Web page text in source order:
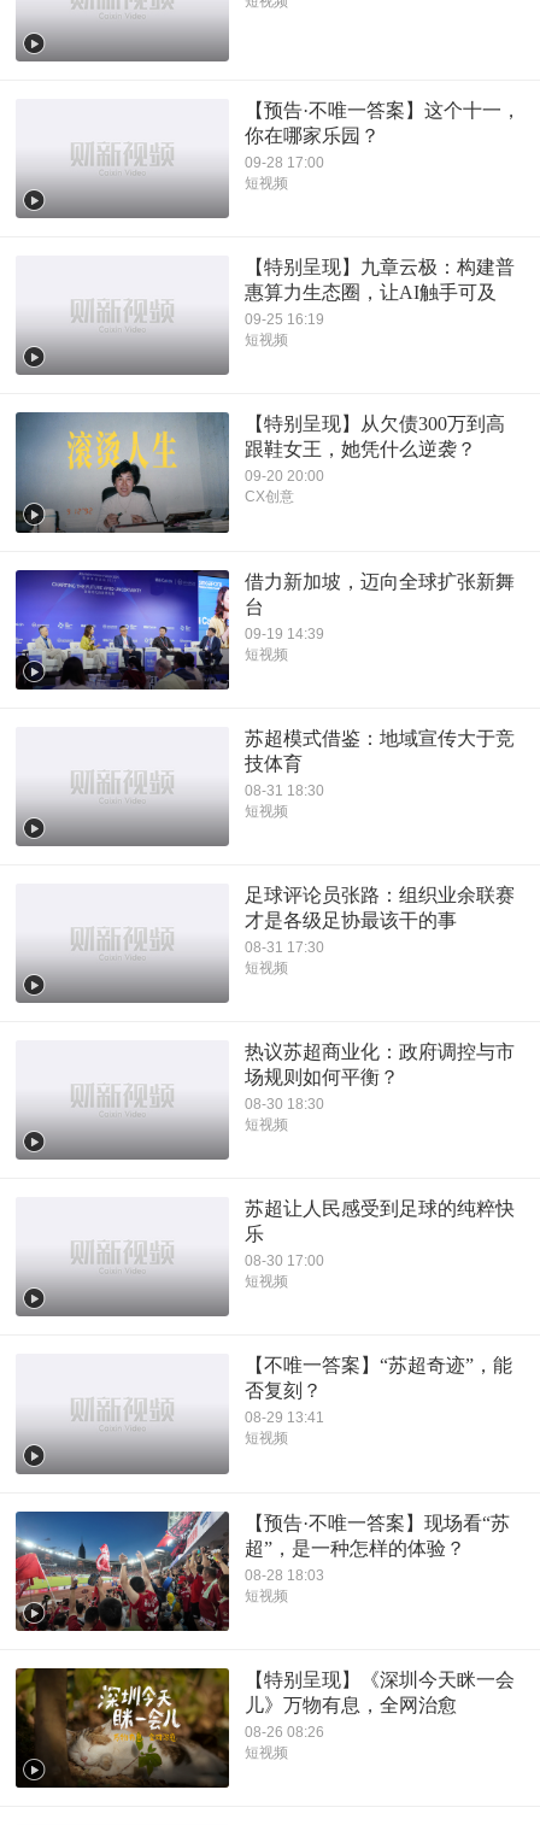
【预告·不唯一答案】这个十一，
你在哪家乐园？
09-28 17:00
短视频
【特别呈现】九章云极：构建普
惠算力生态圈，让AI触手可及
09-25 16:19
短视频
【特别呈现】从欠债300万到高
跟鞋女王，她凭什么逆袭？
09-20 20:00
CX创意
借力新加坡，迈向全球扩张新舞
台
09-19 14:39
短视频
苏超模式借鉴：地域宣传大于竞
技体育
08-31 18:30
短视频
足球评论员张路：组织业余联赛
才是各级足协最该干的事
08-31 17:30
短视频
热议苏超商业化：政府调控与市
场规则如何平衡？
08-30 18:30
短视频
苏超让人民感受到足球的纯粹快
乐
08-30 17:00
短视频
【不唯一答案】“苏超奇迹”，能
否复刻？
08-29 13:41
短视频
【预告·不唯一答案】现场看“苏
超”，是一种怎样的体验？
08-28 18:03
短视频
【特别呈现】《深圳今天眯一会
儿》万物有息，全网治愈
08-26 08:26
短视频